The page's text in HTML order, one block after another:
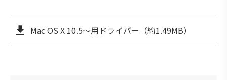
Mac OS X 10.5～用ドライバー（約1.49MB）